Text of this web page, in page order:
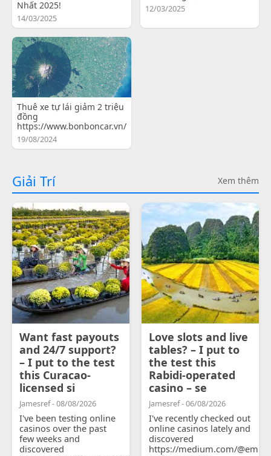
Nhất 2025!
14/03/2025
12/03/2025
Thuê xe tự lái giảm 2 triệu
đồng
https://www.bonboncar.vn/
19/08/2024
Giải Trí Xem thêm
Want fast payouts
and 24/7 support?
– I put to the test
this Curacao-
licensed si
Jamesref - 08/08/2026
I've been testing online
casinos over the past
few weeks and
discovered
Love slots and live
tables? – I put to
the test this
Rabidi-operated
casino – se
Jamesref - 06/08/2026
I've recently checked out
online casinos lately and
discovered
https://medium.com/